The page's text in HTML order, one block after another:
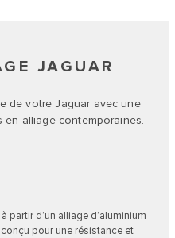
JAGUAR
de votre Jaguar avec une
alliage contemporaines.
partir d’un alliage d’aluminium
pour une résistance et